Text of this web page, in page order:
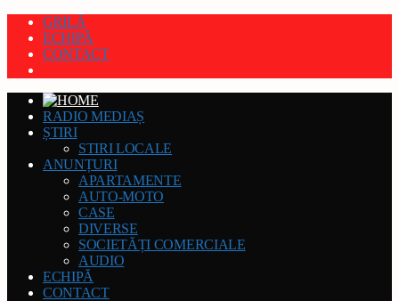
GRILĂ
ECHIPĂ
CONTACT
RADIO MEDIAȘ
ȘTIRI
STIRI LOCALE
ANUNȚURI
APARTAMENTE
AUTO-MOTO
CASE
DIVERSE
SOCIETĂȚI COMERCIALE
AUDIO
ECHIPĂ
CONTACT